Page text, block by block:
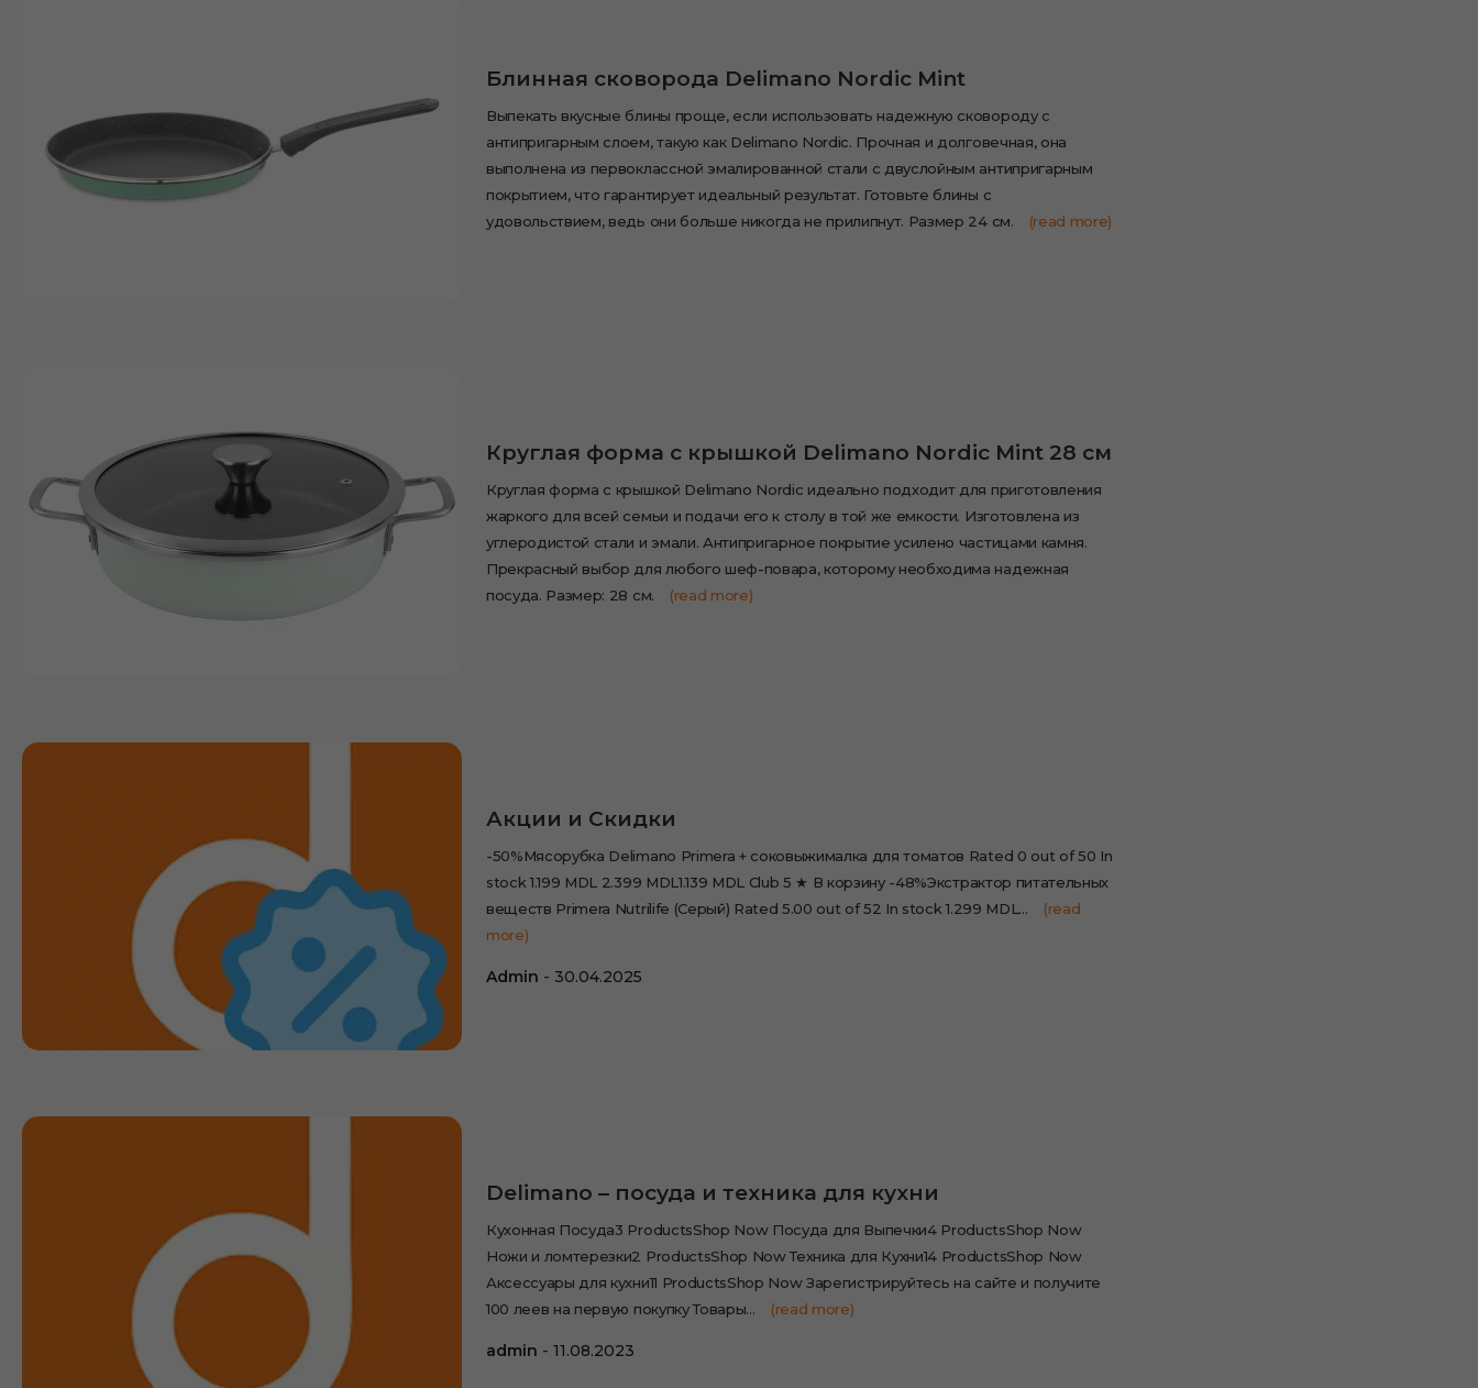
Блинная сковорода Delimano Nordic Mint
Выпекать вкусные блины проще, если использовать надежную сковороду с
антипригарным слоем, такую как Delimano Nordic. Прочная и долговечная, она
выполнена из первоклассной эмалированной стали с двуслойным антипригарным
покрытием, что гарантирует идеальный результат. Готовьте блины с
удовольствием, ведь они больше никогда не прилипнут. Размер 24 см.
(read more)
Круглая форма с крышкой Delimano Nordic Mint 28 см
Круглая форма с крышкой Delimano Nordic идеально подходит для приготовления
жаркого для всей семьи и подачи его к столу в той же емкости. Изготовлена из
углеродистой стали и эмали. Антипригарное покрытие усилено частицами камня.
Прекрасный выбор для любого шеф-повара, которому необходима надежная
посуда. Размер: 28 см.
(read more)
Акции и Скидки
-50%Мясорубка Delimano Primera + соковыжималка для томатов Rated 0 out of 50 In
stock 1.199 MDL 2.399 MDL1.139 MDL Club 5 ★ В корзину -48%Экстрактор питательных
веществ Primera Nutrilife (Серый) Rated 5.00 out of 52 In stock 1.299 MDL…
(read
more)
Admin 30.04.2025
Delimano – посуда и техника для кухни
Кухонная Посуда3 ProductsShop Now Посуда для Выпечки4 ProductsShop Now
Ножи и ломтерезки2 ProductsShop Now Техника для Кухни14 ProductsShop Now
Аксессуары для кухни11 ProductsShop Now Зарегистрируйтесь на сайте и получите
100 леев на первую покупку Товары…
(read more)
admin 11.08.2023